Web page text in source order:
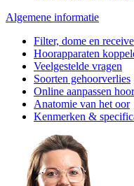
Algemene informatie
Filter, dome en
Hoorapparaten
Veelgestelde vragen
Soorten gehoorverlies
Online aanpassen
Anatomie van het oor
Kenmerken &